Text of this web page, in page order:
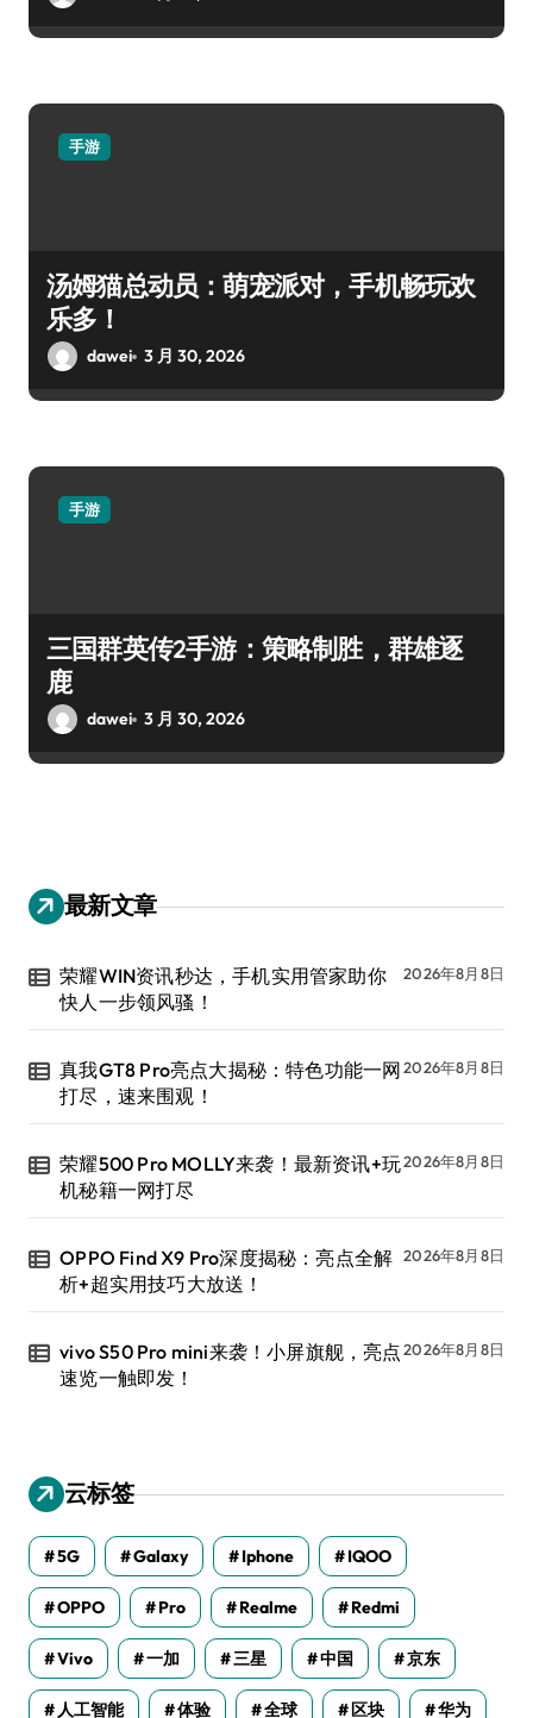
手游
汤姆猫总动员：萌宠派对，手机畅玩欢
乐多！
dawei 3 月 30, 2026
手游
三国群英传2手游：策略制胜，群雄逐
鹿
dawei 3 月 30, 2026
最新文章
荣耀WIN资讯秒达，手机实用管家助你
快人一步领风骚！
2026年8月8日
真我GT8 Pro亮点大揭秘：特色功能一网
打尽，速来围观！
2026年8月8日
荣耀500 Pro MOLLY来袭！最新资讯+玩
机秘籍一网打尽
2026年8月8日
OPPO Find X9 Pro深度揭秘：亮点全解
析+超实用技巧大放送！
2026年8月8日
vivo S50 Pro mini来袭！小屏旗舰，亮点
速览一触即发！
2026年8月8日
云标签
5G Galaxy Iphone IQOO
OPPO Pro Realme Redmi
Vivo 一加 三星 中国 京东
人工智能 体验 全球 区块 华为